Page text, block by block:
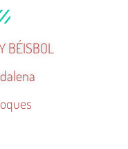
BÉISBOL